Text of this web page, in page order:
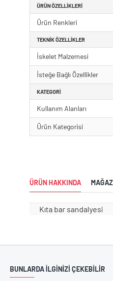
ÜRÜN ÖZELLIKLERI
Ürün Renkleri
TEKNIK ÖZELLIKLER
İskelet Malzemesi
İsteğe Bağlı Özellikler
KATEGORI
Kullanım Alanları
Ürün Kategorisi
ÜRÜN HAKKINDA
Kıta bar sandalyesi
BUNLARDA İLGİNİZİ ÇEKEBİLİR